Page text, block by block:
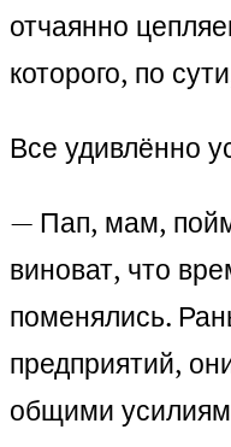
отчаянно
которого, по
Все удивлённо
— Пап, мам,
виноват, что
поменялись.
предприятий,
общими